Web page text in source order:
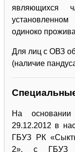
являющихся
одиноко
Для лиц с ОВЗ
(наличие
На
29.12.2012 в
ГБУЗ РК
2», с ГБУЗ